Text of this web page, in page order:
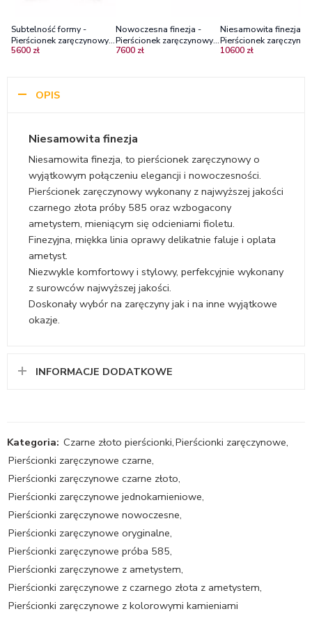
Subtelność formy -
Pierścionek zaręczynowy z
czarnego złota z
5600 zł
Nowoczesna finezja -
Pierścionek zaręczynowy z
czarnego złota z
7600 zł
Niesamowita finezja -
Pierścionek
czarnego złota ze
10600 zł
OPIS
Niesamowita finezja
Niesamowita finezja, to pierścionek zaręczynowy o
wyjątkowym połączeniu elegancji i nowoczesności.
Pierścionek zaręczynowy wykonany z najwyższej jakości
czarnego złota próby 585 oraz wzbogacony
ametystem, mieniącym się odcieniami fioletu.
Finezyjna, miękka linia oprawy delikatnie faluje i oplata
ametyst.
Niezwykle komfortowy i stylowy, perfekcyjnie wykonany
z surowców najwyższej jakości.
Doskonały wybór na zaręczyny jak i na inne wyjątkowe
okazje.
INFORMACJE DODATKOWE
Kategoria: Czarne złoto pierścionki,Pierścionki zaręczynowe,
Pierścionki zaręczynowe czarne,
Pierścionki zaręczynowe czarne złoto,
Pierścionki zaręczynowe jednokamieniowe,
Pierścionki zaręczynowe nowoczesne,
Pierścionki zaręczynowe oryginalne,
Pierścionki zaręczynowe próba 585,
Pierścionki zaręczynowe z ametystem,
Pierścionki zaręczynowe z czarnego złota z ametystem,
Pierścionki zaręczynowe z kolorowymi kamieniami